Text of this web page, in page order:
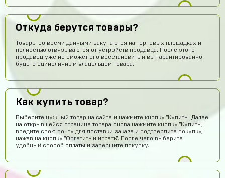
Откуда берутся товары?
Товары со всеми данными закупаются на торговых площадках и
полностью отвязываются от устройств продавца. После этого
продавец уже не сможет его восстановить и вы гарантированно
будете единоличным владельцем товара.
Как купить товар?
Выберите нужный товар на сайте и нажмите кнопку "Купить". Далее
на открывшейся странице товара снова нажмите кнопку "Купить",
введите свою почту для доставки заказа и подтвердите покупку,
нажав на кнопку "Оплатить и играть". После чего выберите
удобный способ оплаты и завершите покупку.
Абукар Хамхоев 15 часов назад